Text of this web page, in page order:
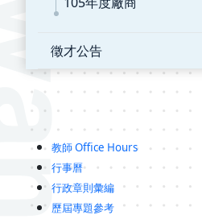
徵才公告
教師 Office Hours
行事曆
行政章則彙編
歷屆專題參考